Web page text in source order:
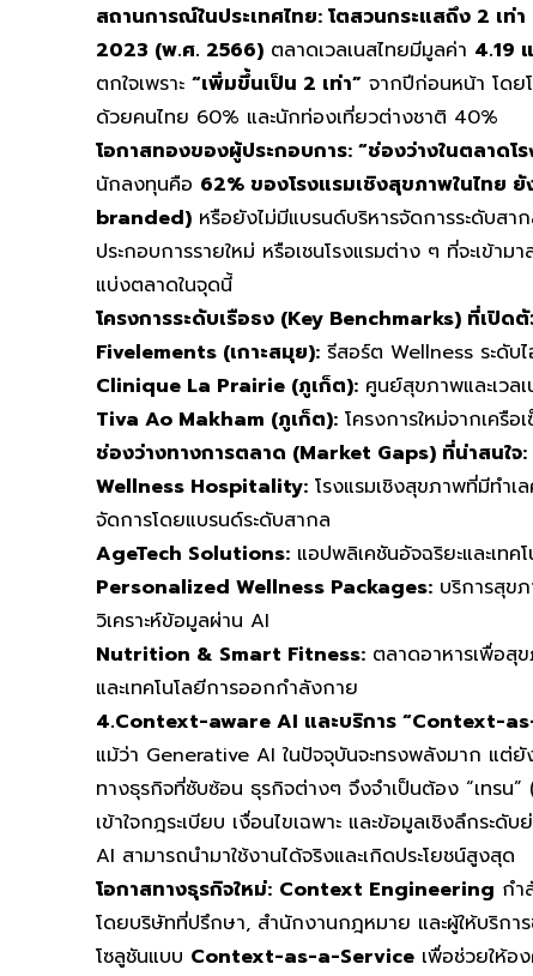
สถานการณ์ในประเทศไทย: โตสวนกระแสถึง 2 เท่า
2023 (พ.ศ. 2566) ตลาดเวลเนสไทยมีมูลค่า 4.19
ตกใจเพราะ“เพิ่มขึ้นเป็น 2 เท่า” จากปีก่อนหน้า โดย
ด้วยคนไทย 60% และนักท่องเที่ยวต่างชาติ 40%
โอกาสทองของผู้ประกอบการ: “ช่องว่างในตลาดโ
นักลงทุนคือ 62% ของโรงแรมเชิงสุขภาพในไทย
branded) หรือยังไม่มีแบรนด์บริหารจัดการระดับสา
ประกอบการรายใหม่ หรือเชนโรงแรมต่าง ๆ ที่จะเข้าม
แบ่งตลาดในจุดนี้
โครงการระดับเรือธง (Key Benchmarks) ที่เปิด
Fivelements (เกาะสมุย): รีสอร์ต Wellness ระดับ
Clinique La Prairie (ภูเก็ต): ศูนย์สุขภาพและเวล
Tiva Ao Makham (ภูเก็ต): โครงการใหม่จากเครื
ช่องว่างทางการตลาด (Market Gaps) ที่น่าสนใจ:
Wellness Hospitality: โรงแรมเชิงสุขภาพที่มีทำ
จัดการโดยแบรนด์ระดับสากล
AgeTech Solutions: แอปพลิเคชันอัจฉริยะและเท
Personalized Wellness Packages: บริการสุข
วิเคราะห์ข้อมูลผ่าน AI
Nutrition & Smart Fitness: ตลาดอาหารเพื่อสุ
และเทคโนโลยีการออกกำลังกาย
4.Context-aware AI และบริการ “Context-
แม้ว่า Generative AI ในปัจจุบันจะทรงพลังมาก แต่ยั
ทางธุรกิจที่ซับซ้อน ธุรกิจต่างๆ จึงจำเป็นต้อง “เทรน
เข้าใจกฎระเบียบ เงื่อนไขเฉพาะ และข้อมูลเชิงลึกระ
AI สามารถนำมาใช้งานได้จริงและเกิดประโยชน์สูงสุด
โอกาสทางธุรกิจใหม่: Context Engineering กำ
โดยบริษัทที่ปรึกษา, สำนักงานกฎหมาย และผู้ให้บริก
โซลูชันแบบ Context-as-a-Service เพื่อช่วยให้อ